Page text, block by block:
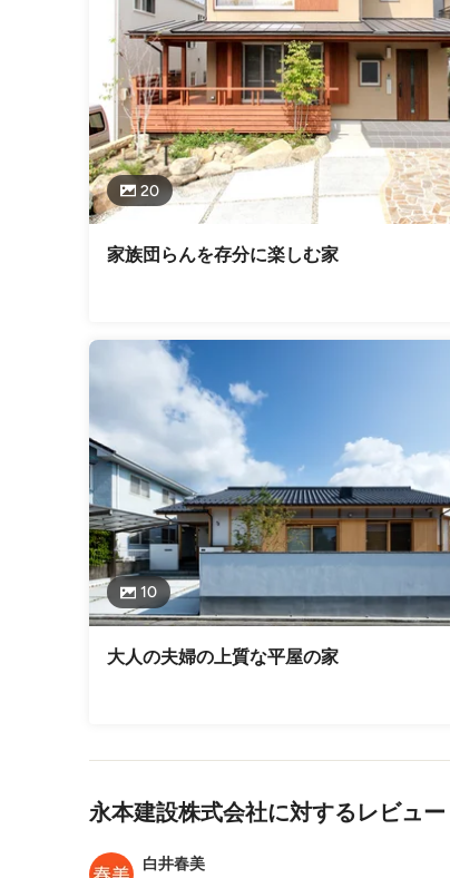
20
家族団らんを存分に楽しむ家
10
大人の夫婦の上質な平屋の家
永本建設株式会社に対するレビュ
白井春美